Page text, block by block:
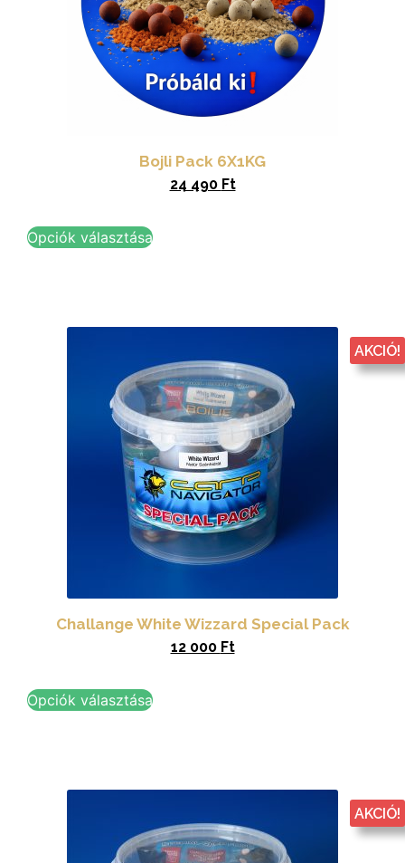
Bojli Pack 6X1KG
24 490 Ft
Opciók választása
AKCIÓ!
Challange White Wizzard Special Pack
12 000 Ft
Opciók választása
AKCIÓ!